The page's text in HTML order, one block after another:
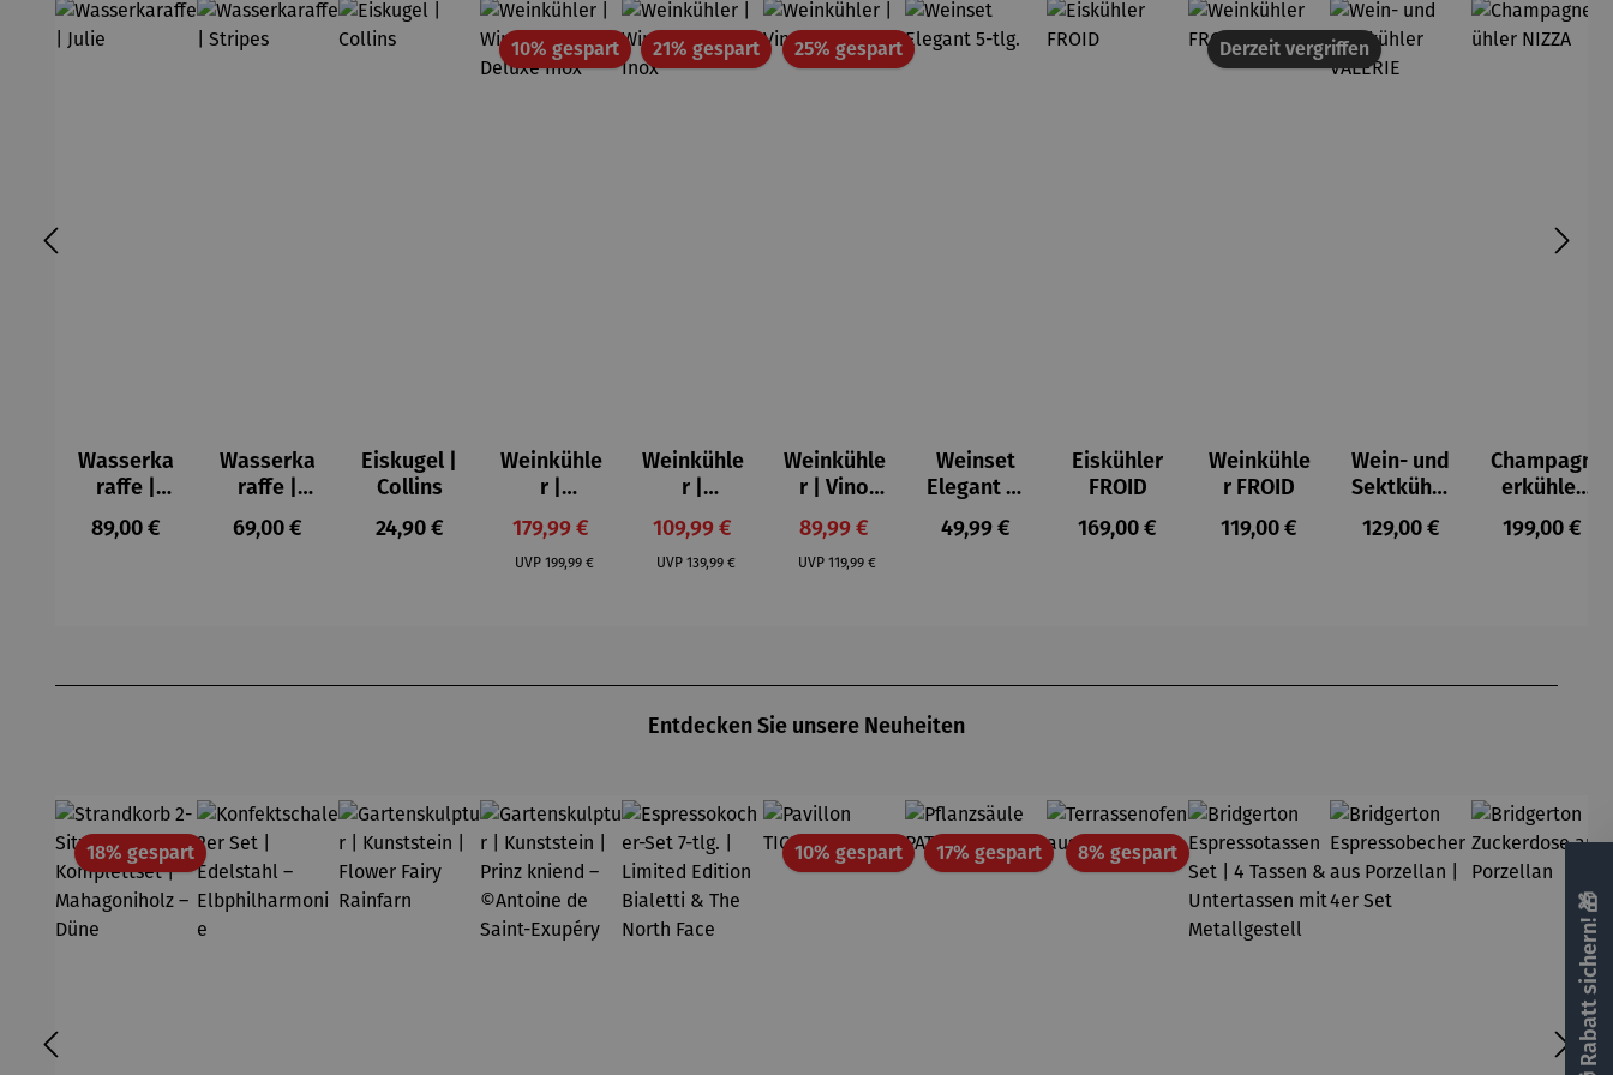
Wasserka
raffe |
Julie
Regulärer Preis:
89,00 €
Wasserka
raffe |
Stripes
Regulärer Preis:
69,00 €
Eiskugel |
Collins
Regulärer Preis:
24,90 €
10% gespartRabatt
Weinkühle
r |
WineCase
Deluxe
Inox
Verkaufspreis:
179,99 €
UVP Regulärer Preis:
199,99 €
21% gespartRabatt
Weinkühle
r |
WineCase
One Inox
Verkaufspreis:
109,99 €
UVP Regulärer Preis:
139,99 €
25% gespartRabatt
Weinkühle
r | Vino
Black
Verkaufspreis:
89,99 €
UVP Regulärer Preis:
119,99 €
Weinset
Elegant 5-
Regulärer Preis:
49,99 €
Eiskühler
FROID
Regulärer Preis:
169,00 €
Derzeit vergriffen
Weinkühle
r FROID
Regulärer Preis:
119,00 €
Wein- und
Sektkühle
r VALERIE
Regulärer Preis:
129,00 €
Champagn
erkühler
NIZZA
Regulärer
199,00 €
Entdecken Sie unsere Neuheiten
18% gespartRabatt 10% gespartRabatt17% gespartRabatt8% gespartRabatt
🎁 Rabatt sichern! 🎁